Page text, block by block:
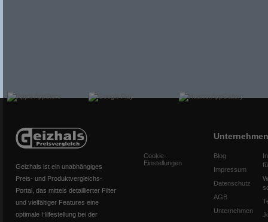
Geizhals ist ein unabhängiges
Preis- und Produktvergleichs-
Portal, das mittels detaillierter Filter
und vielfältiger Features eine
optimale Hilfestellung bei der
Cookie-
Einstellungen
Unternehmen
Blog
Impressum
Datenschutz
AGB
Unternehmen